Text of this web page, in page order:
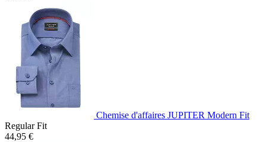
Chemise d'affaires JUPITER Modern Fit
Regular Fit
44,95 €